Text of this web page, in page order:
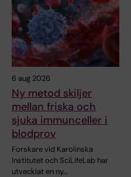
6 aug 2026
Ny metod skiljer
mellan friska och
sjuka immunceller i
blodprov
Forskare vid Karolinska
Institutet och SciLifeLab har
utvecklat en ny…